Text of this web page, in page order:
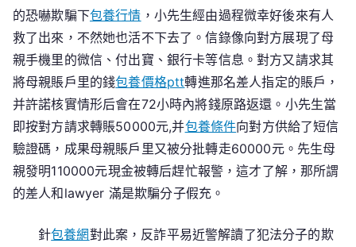
的恐嚇欺騙下包養行情 ，小先生經由過程微幸好後來有人
救了出來，不然她也活不下去了。信錄像向對方展現了母
親手機里的微信、付出寶、銀行卡等信息。對方又請求其
將母親賬戶里的錢包養價格ptt轉進那名差人指定的賬戶，
并許諾核實情形后會在72小時內將錢原路返還。小先生當
即按對方請求轉賬50000元,并包養條件向對方供給了短信
驗證碼，成果母親賬戶里又被分批轉走60000元。先生母
親發明110000元現金被轉后趕忙報警，這才了解，那所謂
的差人和lawyer 滿是欺騙分子假充。
針包養網對此案，反詐平易近警解讀了犯法分子的欺